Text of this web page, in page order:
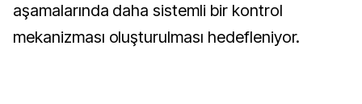
aşamalarında daha sistemli bir kontrol
mekanizması oluşturulması hedefleniyor.